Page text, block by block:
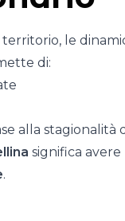
territorio, le
di:
alla stagionalità
significa
.